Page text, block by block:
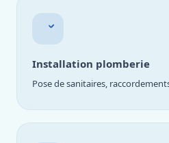
Installation plomberie
Pose de sanitaires,